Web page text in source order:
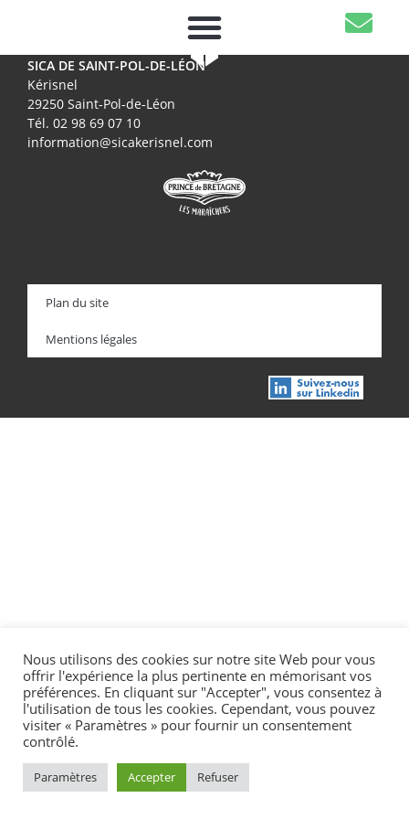
SICA DE SAINT-POL-DE-LÉON
Kérisnel
29250 Saint-Pol-de-Léon
Tél. 02 98 69 07 10
information@sicakerisnel.com
Plan du site
Mentions légales
Nous utilisons des cookies sur notre site Web pour vous
offrir l'expérience la plus pertinente en mémorisant vos
préférences. En cliquant sur "Accepter", vous consentez à
l'utilisation de tous les cookies. Cependant, vous pouvez
visiter « Paramètres » pour fournir un consentement
contrôlé.
Paramètres Accepter Refuser